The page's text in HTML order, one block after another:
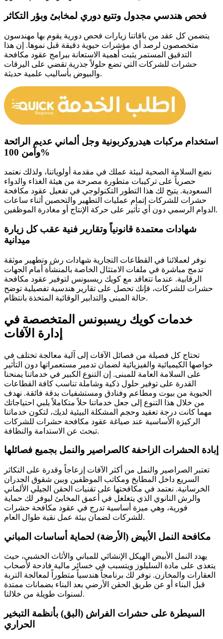
فحص هندسي مجدول وتتبع دوري لمخابئ وبؤر التكاثر
يتضمن كل عقد من باقاتنا زيارات فحص دورية يقوم بها مهندسون
متخصصون لرصد أي مؤشرات حيوية دقيقة قبل نموها. إن هذا
التدقيق المستمر يثبت أهمية الاستعانة ببرامج عقود مكافحة
حشرات للشركات التي تضع حلولاً جذرية تقضي على اليرقات
والبيوض بأساليب علمية حديثة.
استخدام مركبات هيدروكربونية وجل ألماني عديم الرائحة
وآمن 100%
نضع السلامة الصحية لبيئة عملك في مقدمة أولوياتنا، ولذلك نعتمد
حصرياً على تركيبات متطورة مصرحة من هيئة الغذاء والدواء
السعودية. يتيح لك هذا التطور التكنولوجي في تفعيل عقود مكافحة
حشرات للشركات إتمام عمليات التطهير والتحصين أثناء ساعات
الدوام الرسمي دون أي تأثير على حركة الإنتاج أو مغادرة الموظفين.
شهادات معتمدة قانونياً وتقارير فنية عقب كل زيارة
ميدانية
نوفر لعملائنا في القطاعات التجارية شهادات رش وتطهير موثقة
تدمج مباشرة في ملفات الامتثال الخاصة بالمنشأة أمام الجهات
الرقابية. عندما تتعاقد مع كويك ريسبونس لتوفير عقود مكافحة
حشرات للشركات، فإنك تحصل على تقارير هندسية تفصيلية توضح
حالة المبنى والتدابير الوقائية المتخذة بانتظام.
خدمات كويك ريسبونس المتخصصة في
إدارة الآفات
تحتاج كل فصيلة من فصائل الآفات إلى آلية معالجة تختلف في
خواصها الكيميائية والفيزيائية لضمان تدمير مستعمراتها دون التأثير
على السلامة العامة للمبنى. إن التنوع الكبير في خدماتنا يمنحنا
القدرة على توفير حلول ذكية وشاملة تناسب كافة القطاعات
الحيوية من بيوت ومطاعم وفنادق ومستشفيات بدقة فائقة. نهدف
من خلال هذا التنوع إلى جعل خدماتنا حلاً متكاملاً يلبي احتياجاتك
مهما كانت درجة تعقيد وحجم المشكلة البيئية لديك، لتكون خدماتنا
الركيزة الأساسية عند صياغة عقود مكافحة حشرات للشركات
تبحث عن الاستدامة والنظافة.
إبادة الحشرات الزاحفة كالصراصير والنمل بجميع فصائلها
تعتبر الصراصير والنمل من أكثر الآفات إزعاجاً وقدرة على التكاثر
السريع داخل المطابخ ومكاتب الموظفين وبين شقوق الجدران
الخرسانية. نعتمد في مكافحتها على تقنيات الحقن الجيلي الألماني
والرش النانوي الذي يتغلغل في أعمق المخابئ ليوفر لك حماية
فورية، وهي ميزة أساسية تدرج في عقود مكافحة حشرات
للشركات لضمان بيئة عمل نقية طوال العام.
مكافحة النمل الأبيض (الأرضة) لحماية أساسات المباني
يهدد النمل الأبيض الهيكل الإنشائي للمباني والأثاث الخشبي، حيث
يتغذى على مادة السليلوز ويتسبب في خسائر مالية فادحة لأصحاب
العقارات والمخازن. نوفر لك برنامجاً هندسياً متطوراً لمعالجة التربة
قبل البناء أو عن طريق الحقن الأرضي بعد البناء بضمانات ممتدة
لسنوات طويلة من خلالنا.
السيطرة على حشرات الفراش (البق) بأنظمة التبخير
الحراري